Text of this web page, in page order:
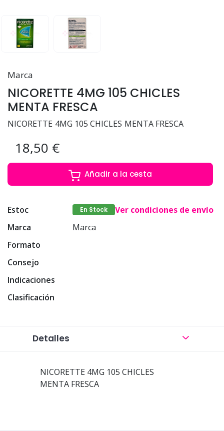
Marca
NICORETTE 4MG 105 CHICLES
MENTA FRESCA
NICORETTE 4MG 105 CHICLES MENTA FRESCA
18,50 €
Añadir a la cesta
Estoc En Stock
Ver condiciones de envío
Marca
Marca
Formato
Consejo
Indicaciones
Clasificación
Detalles
NICORETTE 4MG 105 CHICLES
MENTA FRESCA